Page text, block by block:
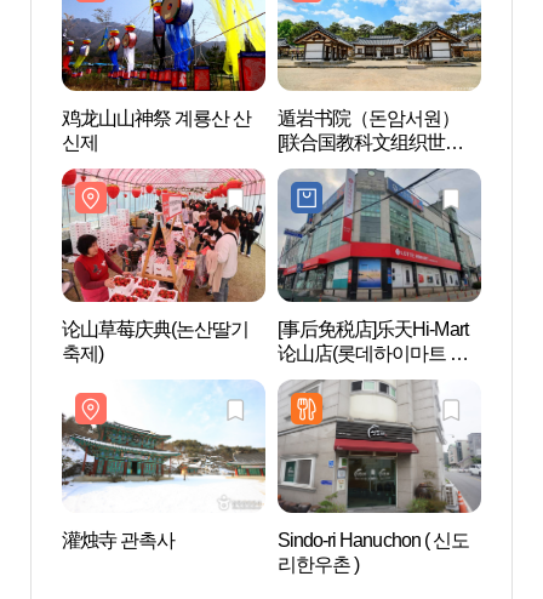
鸡龙山山神祭 계룡산 산
신제
遁岩书院（돈암서원）
[联合国教科文组织世界
文化遗产]
论山草莓庆典(논산딸기
축제)
[事后免税店]乐天Hi-Mart
论山店(롯데하이마트 논
산점)
灌烛寺 관촉사
Sindo-ri Hanuchon ( 신도
리한우촌 )